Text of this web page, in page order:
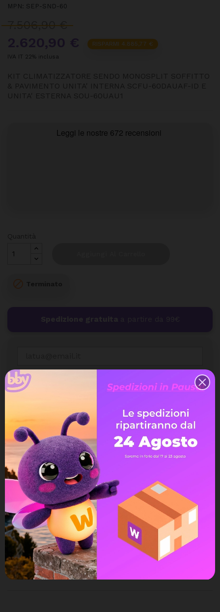
MPN: SEP-SND-60
7.506,90 €
RISPARMI 4.885,77 €
IVA IT 22% inclusa
Accetto le condizioni generali e la
riservatezza
. I dati personali che ci fornisci sono
utilizzati per rispondere alle tue domande, elaborare gli
Hai il diritto di modificare e cancellare tutte le
informazioni personali che si trovano nella pagina "Il
mio Account".
Avvisami quando torna disponibile
Assistenza Live Chat
Ampia scelta di pagamenti
Spedizione express veloce